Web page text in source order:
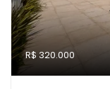
R$ 320.000